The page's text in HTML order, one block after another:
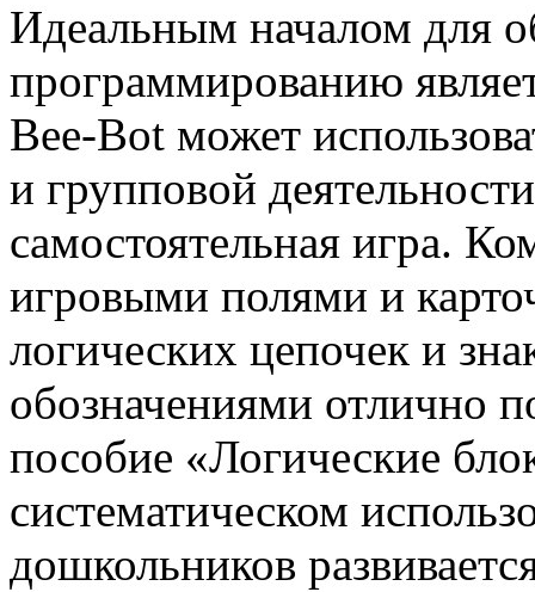
Идеальным началом для
программированию
Bee-Bot может
и групповой
самостоятельная игра.
игровыми полями и
логических цепочек и
обозначениями отлично
пособие «Логические
систематическом
дошкольников